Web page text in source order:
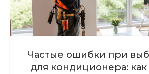
Частые ошибки при
для кондиционера: